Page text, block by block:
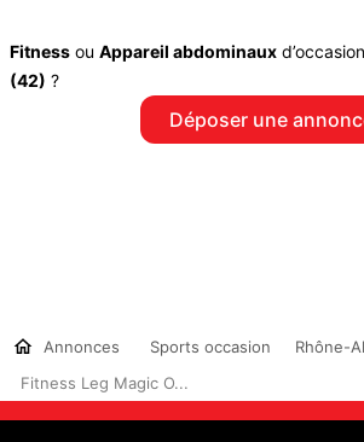
Fitness ou Appareil abdominaux
(42) ?
Déposer une
Annonces Sports occasion Rhône-
Fitness Leg Magic O...